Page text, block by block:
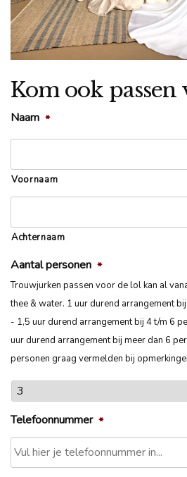
Kom ook passen
Naam *
Voornaam
Achternaam
Aantal personen *
Trouwjurken passen voor de lol kan al
thee & water. 1 uur durend arrangement
- 1,5 uur durend arrangement bij 4 t/m 6
uur durend arrangement bij meer dan 6
personen graag vermelden bij
Telefoonnummer *